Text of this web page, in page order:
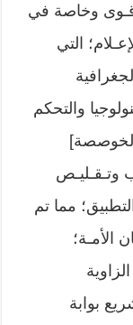
وخاصة في
التي
والتحكم
وتـقـليـص
مما تم
الأمـة؛
بوابة